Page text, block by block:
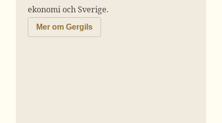
ekonomi och Sverige.
Mer om Gergils